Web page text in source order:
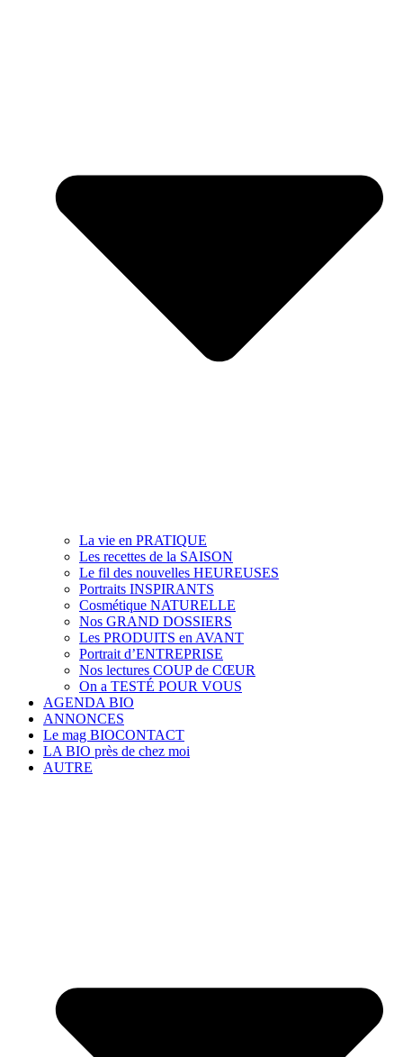
La vie en PRATIQUE
Les recettes de la SAISON
Le fil des nouvelles HEUREUSES
Portraits INSPIRANTS
Cosmétique NATURELLE
Nos GRAND DOSSIERS
Les PRODUITS en AVANT
Portrait d’ENTREPRISE
Nos lectures COUP de CŒUR
On a TESTÉ POUR VOUS
AGENDA BIO
ANNONCES
Le mag BIOCONTACT
LA BIO près de chez moi
AUTRE